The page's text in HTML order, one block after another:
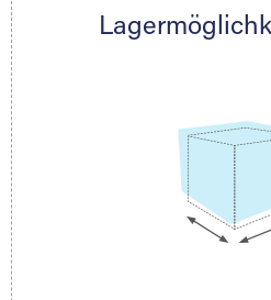
nächstgelegenen Partner